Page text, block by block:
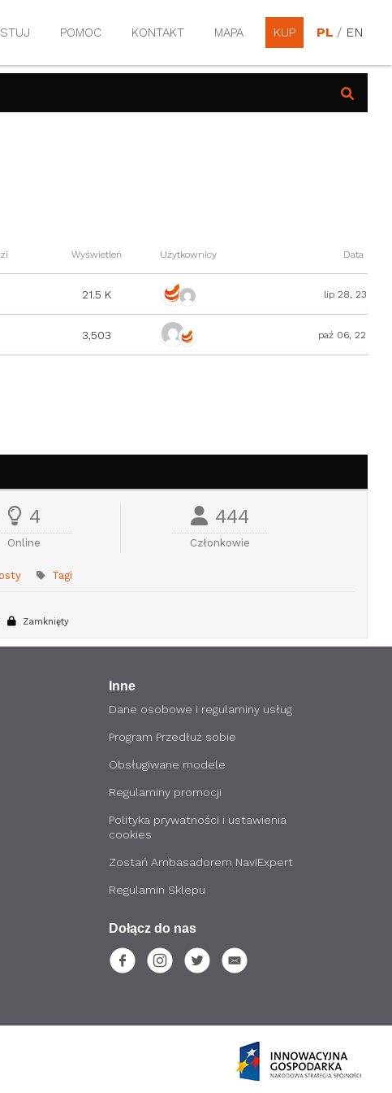
PL / EN
POMOC KONTAKT MAPA KUP
Wyświetleń Użytkownicy Data
21.5 K lip 28, 23
3,503 paź 06, 22
4
Online
444
Członkowie
Tagi
Zamknięty
Inne
Dane osobowe i regulaminy usług
Program Przedłuż sobie
Obsługiwane modele
Regulaminy promocji
Polityka prywatności i ustawienia
cookies
Zostań Ambasadorem NaviExpert
Regulamin Sklepu
Dołącz do nas